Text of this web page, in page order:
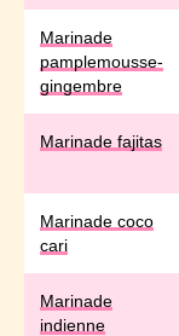
Marinade
pamplemousse-
gingembre
Marinade fajitas
Marinade coco
cari
Marinade
indienne